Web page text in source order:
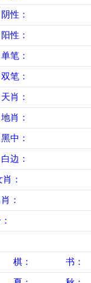
阴性：
阳性：
单笔：
双笔：
天肖：
地肖：
黑中：
白边：
肖：
：
棋： 书：